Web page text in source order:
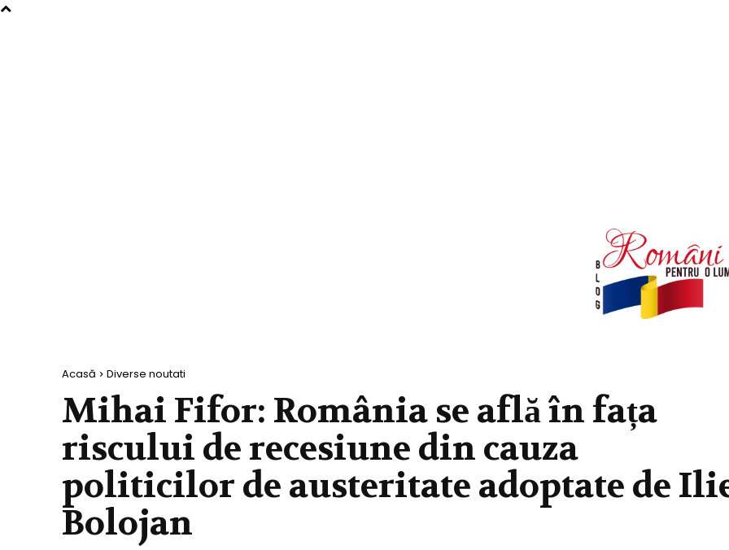
Acasă Diverse noutati
Mihai Fifor: România se află în fața
riscului de recesiune din cauza
politicilor de austeritate adoptate de
Bolojan